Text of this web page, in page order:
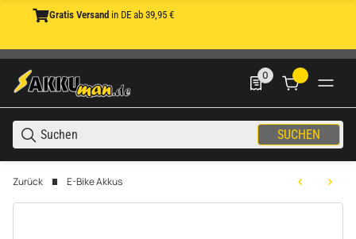
Gratis Versand in DE ab 39,95 €
SUCHEN
0
0 Produkte in der
Zurück E-Bike Akkus